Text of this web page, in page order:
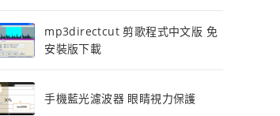
mp3directcut 剪歌程式中文版 免
安裝版下載
手機藍光濾波器 眼睛視力保護